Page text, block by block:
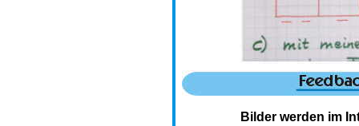
Bilder werden im